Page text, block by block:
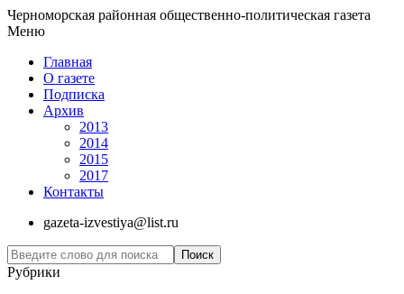
Черноморская районная общественно-политическая газета
Меню
Главная
О газете
Подписка
Архив
2013
2014
2015
2017
Контакты
gazeta-izvestiya@list.ru
Рубрики